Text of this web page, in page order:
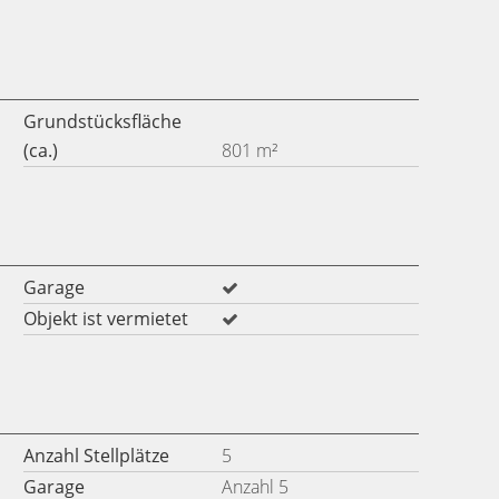
Grundstücksfläche
(ca.)
801 m²
Garage
Objekt ist vermietet
Anzahl Stellplätze
5
Garage
Anzahl 5